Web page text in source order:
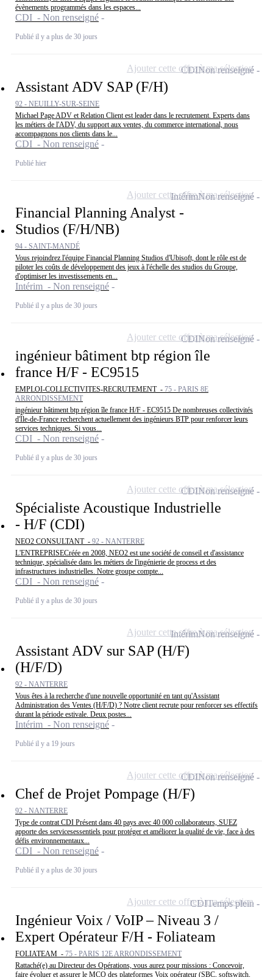
évènements programmés dans les espaces...
CDI - Non renseigné
Publié il y a plus de 30 jours
Assistant ADV SAP (F/H)
92 - NEUILLY-SUR-SEINE
Michael Page ADV et Relation Client est leader dans le recrutement. Experts dans
les métiers de l'ADV, du support aux ventes, du commerce international, nous
accompagnons nos clients dans le...
CDI - Non renseigné
Publié hier
CDINon renseigné
Ajouter cette offre à ma sélection
Financial Planning Analyst -
Studios (F/H/NB)
94 - SAINT-MANDÉ
Vous rejoindrez l'équipe Financial Planning Studios d'Ubisoft, dont le rôle est de
piloter les coûts de développement des jeux à l'échelle des studios du Groupe,
d'optimiser les investissements en...
Intérim - Non renseigné
Publié il y a plus de 30 jours
IntérimNon renseigné
Ajouter cette offre à ma sélection
ingénieur bâtiment btp région île
france H/F - EC9515
EMPLOI-COLLECTIVITES-RECRUTEMENT - 75 - PARIS 8E
ARRONDISSEMENT
ingénieur bâtiment btp région île france H/F - EC9515 De nombreuses collectivités
d'Île-de-France recherchent actuellement des ingénieurs BTP pour renforcer leurs
services techniques. Si vous...
CDI - Non renseigné
Publié il y a plus de 30 jours
CDINon renseigné
Ajouter cette offre à ma sélection
Spécialiste Acoustique Industrielle
- H/F (CDI)
NEO2 CONSULTANT - 92 - NANTERRE
L'ENTREPRISECréée en 2008, NEO2 est une société de conseil et d'assistance
technique, spécialisée dans les métiers de l'ingénierie de process et des
infrastructures industrielles. Notre groupe compte...
CDI - Non renseigné
Publié il y a plus de 30 jours
CDINon renseigné
Ajouter cette offre à ma sélection
Assistant ADV sur SAP (H/F)
(H/F/D)
92 - NANTERRE
Vous êtes à la recherche d'une nouvelle opportunité en tant qu'Assistant
Administration des Ventes (H/F/D) ? Notre client recrute pour renforcer ses effectifs
durant la période estivale. Deux postes...
Intérim - Non renseigné
Publié il y a 19 jours
IntérimNon renseigné
Ajouter cette offre à ma sélection
Chef de Projet Pompage (H/F)
92 - NANTERRE
Type de contrat CDI Présent dans 40 pays avec 40 000 collaborateurs, SUEZ
apporte des servicesessentiels pour protéger et améliorer la qualité de vie, face à des
défis environnementaux...
CDI - Non renseigné
Publié il y a plus de 30 jours
CDINon renseigné
Ajouter cette offre à ma sélection
Ingénieur Voix / VoIP – Niveau 3 /
Expert Opérateur F/H - Foliateam
FOLIATEAM - 75 - PARIS 12E ARRONDISSEMENT
Rattaché(e) au Directeur des Opérations, vous aurez pour missions : Concevoir,
faire évoluer et assurer le MCO des plateformes Voix opérateur (SBC, softswitch,
CDITemps plein
Ajouter cette offre à ma sélection